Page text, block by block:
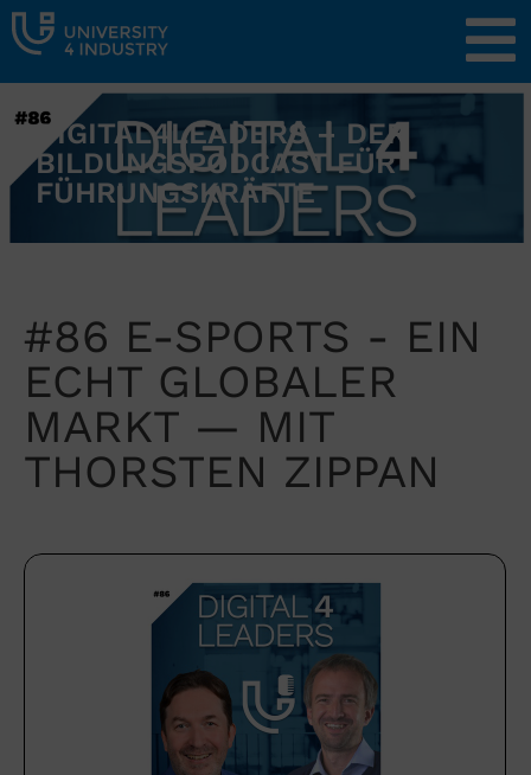
DIGITAL4LEADERS – DER
BILDUNGSPODCAST FÜR
FÜHRUNGSKRÄFTE
#86 E-SPORTS - EIN
ECHT GLOBALER
MARKT — MIT
THORSTEN ZIPPAN